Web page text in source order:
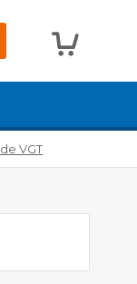
de VGT